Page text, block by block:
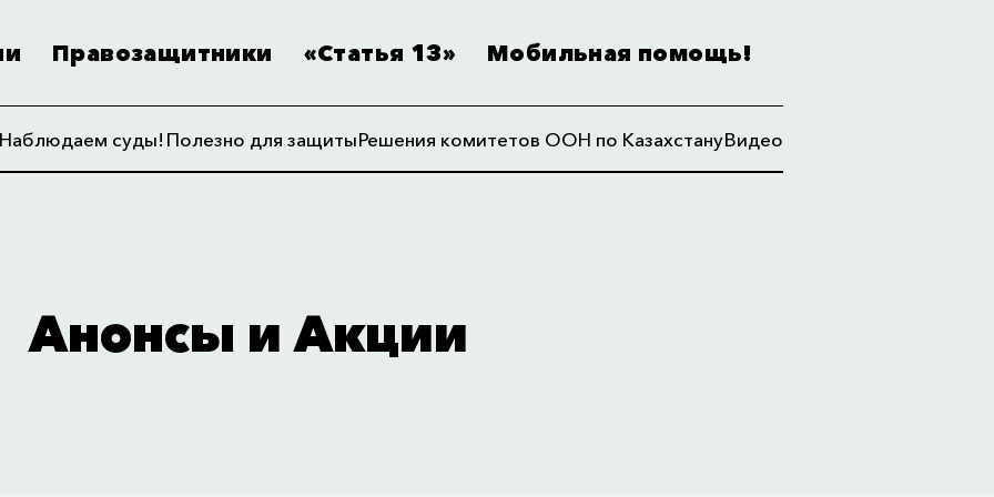
Правозащитники «Статья 13» Мобильная помощь!
Наблюдаем суды! Полезно для защитыРешения комитетов ООН по КазахстануВидео
Анонсы и Акции